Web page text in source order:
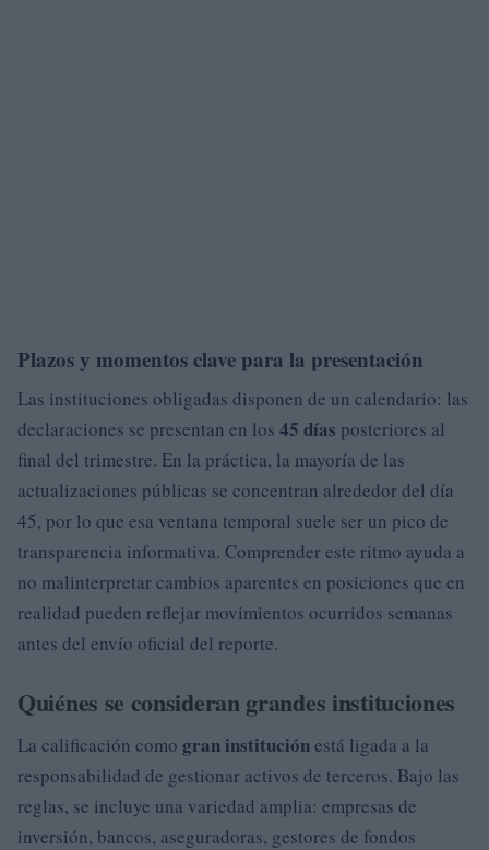
Plazos y momentos clave para la presentación
Las instituciones obligadas disponen de un calendario: las
declaraciones se presentan en los 45 días posteriores al
final del trimestre. En la práctica, la mayoría de las
actualizaciones públicas se concentran alrededor del día
45, por lo que esa ventana temporal suele ser un pico de
transparencia informativa. Comprender este ritmo ayuda a
no malinterpretar cambios aparentes en posiciones que en
realidad pueden reflejar movimientos ocurridos semanas
antes del envío oficial del reporte.
Quiénes se consideran grandes instituciones
La calificación como gran instituciónestá ligada a la
responsabilidad de gestionar activos de terceros. Bajo las
reglas, se incluye una variedad amplia: empresas de
inversión, bancos, aseguradoras, gestores de fondos